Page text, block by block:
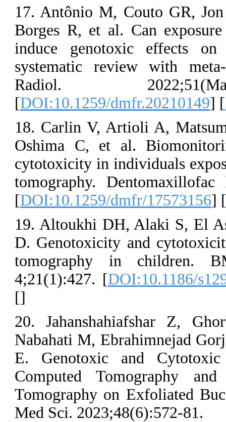
17. Antônio
Borges R, et
induce
systematic
Radiol.
[DOI:10.1259/
18. Carlin V,
Oshima C,
cytotoxicity in
tomography.
[DOI:10.1259/
19. Altoukhi
D.
4;21(1):427. [
20.
Nabahati M,
E.
Computed
Tomography
Med Sci.